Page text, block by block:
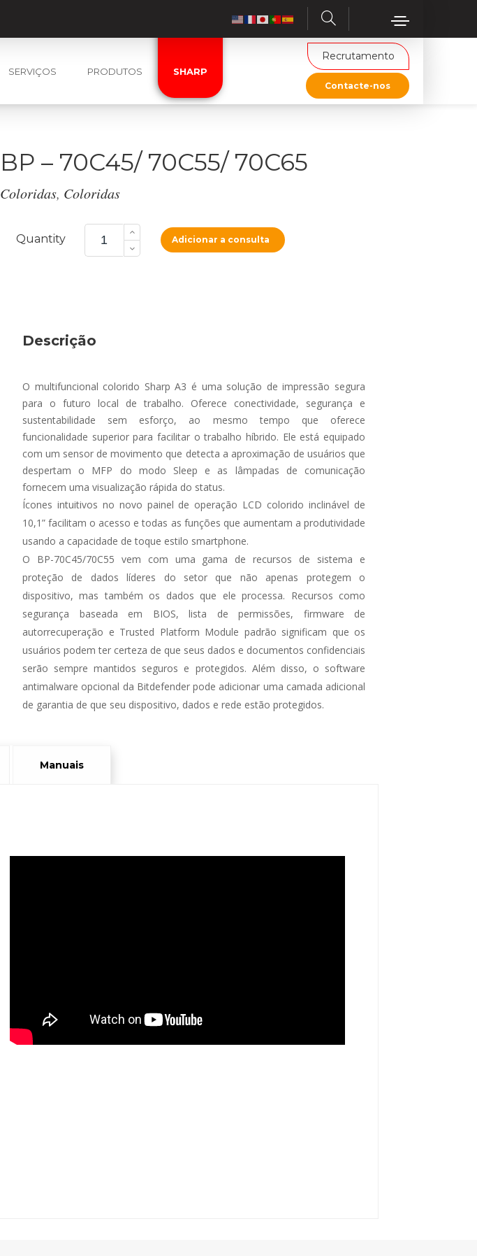
SERVIÇOS PRODUTOS SHARP
Recrutamento
Contacte-nos
BP – 70C45/ 70C55/ 70C65
Coloridas, Coloridas
Quantity
BP
70C45/
70C55/
Adicionar a consulta
Descrição
O multifuncional colorido Sharp A3 é uma solução de impressão segura
para o futuro local de trabalho. Oferece conectividade, segurança e
sustentabilidade sem esforço, ao mesmo tempo que oferece
funcionalidade superior para facilitar o trabalho híbrido. Ele está equipado
com um sensor de movimento que detecta a aproximação de usuários que
despertam o MFP do modo Sleep e as lâmpadas de comunicação
fornecem uma visualização rápida do status.
Ícones intuitivos no novo painel de operação LCD colorido inclinável de
10,1” facilitam o acesso e todas as funções que aumentam a produtividade
usando a capacidade de toque estilo smartphone.
O BP-70C45/70C55 vem com uma gama de recursos de sistema e
proteção de dados líderes do setor que não apenas protegem o
dispositivo, mas também os dados que ele processa. Recursos como
segurança baseada em BIOS, lista de permissões, firmware de
autorrecuperação e Trusted Platform Module padrão significam que os
usuários podem ter certeza de que seus dados e documentos confidenciais
serão sempre mantidos seguros e protegidos. Além disso, o software
antimalware opcional da Bitdefender pode adicionar uma camada adicional
de garantia de que seu dispositivo, dados e rede estão protegidos.
Manuais